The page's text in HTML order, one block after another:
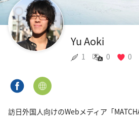
Yu Aoki
1 0 0
訪日外国人向けのWebメディア「